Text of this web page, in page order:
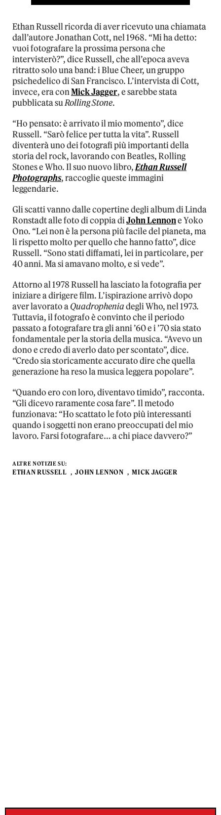
Ethan Russell ricorda di aver ricevuto una chiamata
dall’autore Jonathan Cott, nel 1968. “Mi ha detto:
vuoi fotografare la prossima persona che
intervisterò?”, dice Russell, che all’epoca aveva
ritratto solo una band: i Blue Cheer, un gruppo
psichedelico di San Francisco. L’intervista di Cott,
invece, era conMick Jagger, e sarebbe stata
pubblicata suRolling Stone.
“Ho pensato: è arrivato il mio momento”, dice
Russell. “Sarò felice per tutta la vita”. Russell
diventerà uno dei fotografi più importanti della
storia del rock, lavorando con Beatles, Rolling
Stones e Who. Il suo nuovo libro,Ethan Russell
Photographs, raccoglie queste immagini
leggendarie.
Gli scatti vanno dalle copertine degli album di Linda
Ronstadt alle foto di coppia diJohn Lennone Yoko
Ono. “Lei non è la persona più facile del pianeta, ma
li rispetto molto per quello che hanno fatto”, dice
Russell. “Sono stati diffamati, lei in particolare, per
40 anni. Ma si amavano molto, e si vede”.
Attorno al 1978 Russell ha lasciato la fotografia per
iniziare a dirigere film. L’ispirazione arrivò dopo
aver lavorato aQuadropheniadegli Who, nel 1973.
Tuttavia, il fotografo è convinto che il periodo
passato a fotografare tra gli anni ’60 e i ’70 sia stato
fondamentale per la storia della musica. “Avevo un
dono e credo di averlo dato per scontato”, dice.
“Credo sia storicamente accurato dire che quella
generazione ha reso la musica leggera popolare”.
“Quando ero con loro, diventavo timido”, racconta.
“Gli dicevo raramente cosa fare”. Il metodo
funzionava: “Ho scattato le foto più interessanti
quando i soggetti non erano preoccupati del mio
lavoro. Farsi fotografare… a chi piace davvero?”
ALTRE NOTIZIE SU:
ETHAN RUSSELL JOHN LENNON MICK JAGGER